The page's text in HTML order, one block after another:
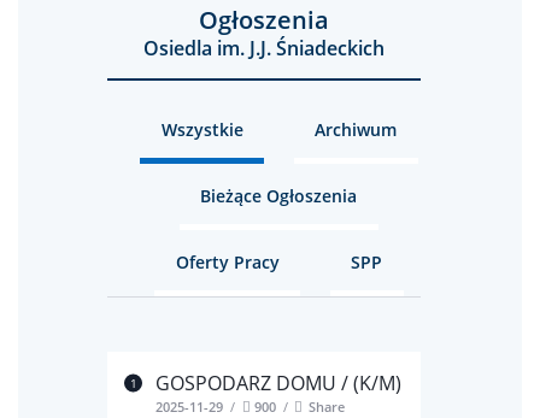
Ogłoszenia
Osiedla im. J.J. Śniadeckich
Wszystkie Archiwum
Bieżące Ogłoszenia
Oferty Pracy SPP
GOSPODARZ DOMU / (K/M)
2025-11-29 900 Share